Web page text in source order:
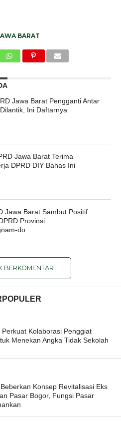
BARAT
Jawa Barat Pengganti Antar
Ini Daftarnya
Jawa Barat Terima
DPRD DIY Bahas Ini
Jawa Barat Sambut Positif
Provinsi
do
BERKOMENTAR
Kolaborasi Penggiat
Menekan Angka Tidak Sekolah
Konsep Revitalisasi Eks
Pasar Bogor, Fungsi Pasar